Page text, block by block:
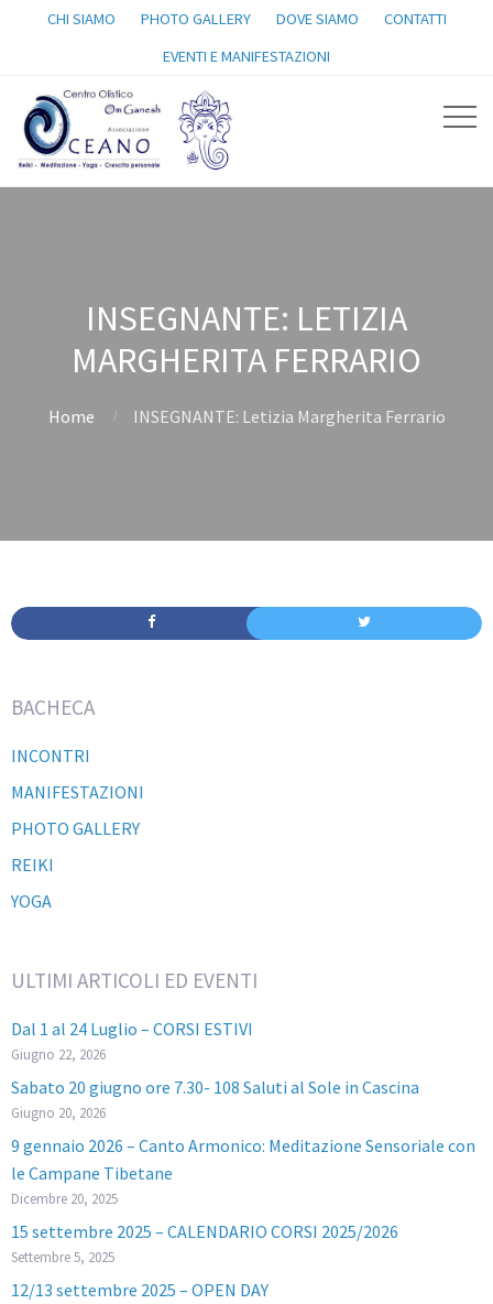
CHI SIAMO PHOTO GALLERY DOVE SIAMO
CONTATTI
EVENTI E MANIFESTAZIONI
INSEGNANTE: LETIZIA
MARGHERITA FERRARIO
Home INSEGNANTE: Letizia Margherita Ferrario
BACHECA
INCONTRI
MANIFESTAZIONI
PHOTO GALLERY
REIKI
YOGA
ULTIMI ARTICOLI ED EVENTI
Dal 1 al 24 Luglio – CORSI ESTIVI
Giugno 22, 2026
Sabato 20 giugno ore 7.30- 108 Saluti al Sole in Cascina
Giugno 20, 2026
9 gennaio 2026 – Canto Armonico: Meditazione Sensoriale con
le Campane Tibetane
Dicembre 20, 2025
15 settembre 2025 – CALENDARIO CORSI 2025/2026
Settembre 5, 2025
12/13 settembre 2025 – OPEN DAY